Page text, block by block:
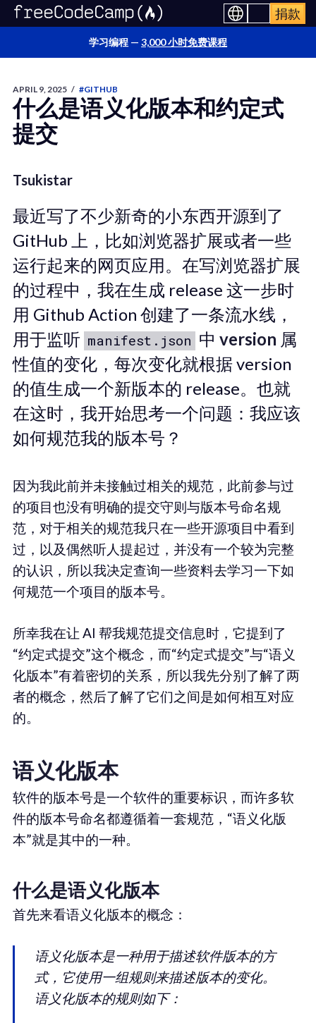
捐款
学习编程 — 3,000 小时免费课程
APRIL 9, 2025 / #GITHUB
什么是语义化版本和约定式
提交
Tsukistar
最近写了不少新奇的小东西开源到了
GitHub 上，比如浏览器扩展或者一些
运行起来的网页应用。在写浏览器扩展
的过程中，我在生成 release 这一步时
用 Github Action 创建了一条流水线，
用于监听 manifest.json 中 version 属
性值的变化，每次变化就根据 version
的值生成一个新版本的 release。也就
在这时，我开始思考一个问题：我应该
如何规范我的版本号？
因为我此前并未接触过相关的规范，此前参与过
的项目也没有明确的提交守则与版本号命名规
范，对于相关的规范我只在一些开源项目中看到
过，以及偶然听人提起过，并没有一个较为完整
的认识，所以我决定查询一些资料去学习一下如
何规范一个项目的版本号。
所幸我在让 AI 帮我规范提交信息时，它提到了
“约定式提交”这个概念，而“约定式提交”与“语义
化版本”有着密切的关系，所以我先分别了解了两
者的概念，然后了解了它们之间是如何相互对应
的。
语义化版本
软件的版本号是一个软件的重要标识，而许多软
件的版本号命名都遵循着一套规范，“语义化版
本”就是其中的一种。
什么是语义化版本
首先来看语义化版本的概念：
语义化版本是一种用于描述软件版本的方
式，它使用一组规则来描述版本的变化。
语义化版本的规则如下：